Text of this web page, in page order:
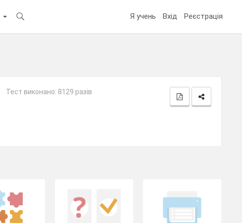
Я учень Вхід Реєстрація
Тест виконано: 8129 разів